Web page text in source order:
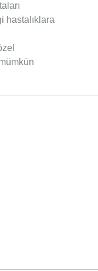
hastalıklara